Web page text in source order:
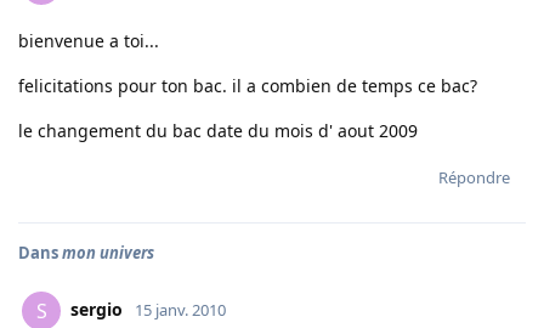
bienvenue a toi...
felicitations pour ton bac. il a combien de temps ce bac?
le changement du bac date du mois d' aout 2009
Répondre
Dansmon univers
S sergio 15 janv. 2010